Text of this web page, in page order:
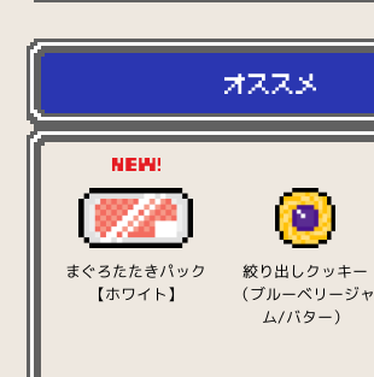
まぐろたたきパック
【ホワイト】
絞り出しクッキー
（ブルーベリージャ
ム/バター）